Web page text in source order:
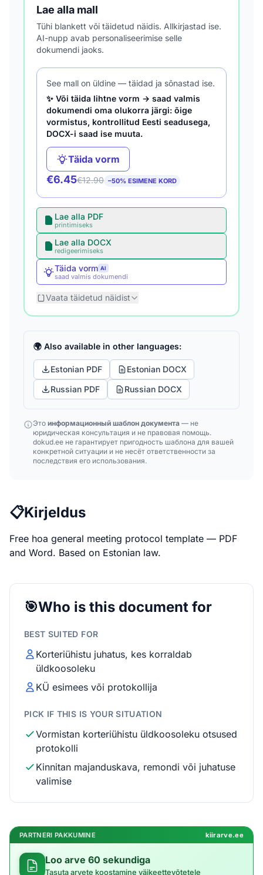
Lae alla mall
Tühi blankett või täidetud näidis. Allkirjastad ise.
AI-nupp avab personaliseerimise selle
dokumendi jaoks.
See mall on üldine — täidad ja sõnastad ise.
✨ Või täida lihtne vorm → saad valmis
dokumendi oma olukorra järgi: õige
vormistus, kontrollitud Eesti seadusega,
DOCX-i saad ise muuta.
Täida vorm
€6.45€12.90 −50% ESIMENE KORD
Lae alla PDF
printimiseks
Lae alla DOCX
redigeerimiseks
Täida vorm AI
saad valmis dokumendi
Vaata täidetud näidist
🌍 Also available in other languages:
Estonian PDF
Estonian DOCX
Russian PDF
Russian DOCX
Это информационный шаблон документа — не
юридическая консультация и не правовая помощь.
dokud.ee не гарантирует пригодность шаблона для вашей
конкретной ситуации и не несёт ответственности за
последствия его использования.
📋Kirjeldus
Free hoa general meeting protocol template — PDF
and Word. Based on Estonian law.
🎯Who is this document for
BEST SUITED FOR
Korteriühistu juhatus, kes korraldab
üldkoosoleku
KÜ esimees või protokollija
PICK IF THIS IS YOUR SITUATION
Vormistan korteriühistu üldkoosoleku otsused
protokolli
Kinnitan majanduskava, remondi või juhatuse
valimise
PARTNERI PAKKUMINE kiirarve.ee
Loo arve 60 sekundiga
Tasuta arvete koostamine väikeettevõtetele